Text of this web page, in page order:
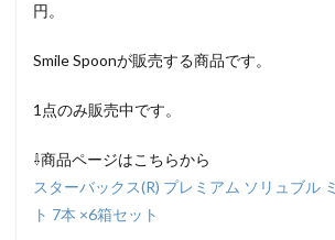
円。
Smile Spoonが販売する商品です。
1点のみ販売中です。
⇩商品ページはこちらから
スターバックス(R) プレミアム ソリュブル
ト 7本 ×6箱セット